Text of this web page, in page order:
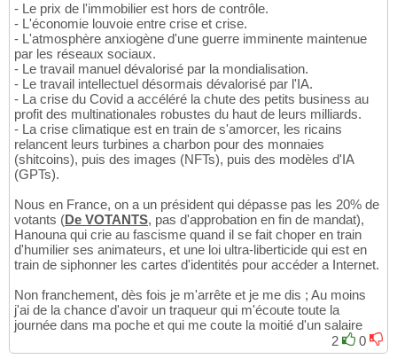
- Le prix de l'immobilier est hors de contrôle.
- L'économie louvoie entre crise et crise.
- L'atmosphère anxiogène d'une guerre imminente maintenue
par les réseaux sociaux.
- Le travail manuel dévalorisé par la mondialisation.
- Le travail intellectuel désormais dévalorisé par l'IA.
- La crise du Covid a accéléré la chute des petits business au
profit des multinationales robustes du haut de leurs milliards.
- La crise climatique est en train de s'amorcer, les ricains
relancent leurs turbines a charbon pour des monnaies
(shitcoins), puis des images (NFTs), puis des modèles d'IA
(GPTs).
Nous en France, on a un président qui dépasse pas les 20% de
votants (De VOTANTS, pas d'approbation en fin de mandat),
Hanouna qui crie au fascisme quand il se fait choper en train
d'humilier ses animateurs, et une loi ultra-liberticide qui est en
train de siphonner les cartes d'identités pour accéder a Internet.
Non franchement, dès fois je m'arrête et je me dis ; Au moins
j'ai de la chance d'avoir un traqueur qui m'écoute toute la
journée dans ma poche et qui me coute la moitié d'un salaire
2
0